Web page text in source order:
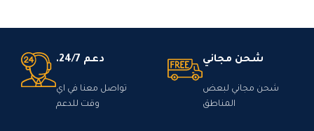
شحن مجاني
شحن مجاني لبعض
المناطق
دعم 24/7.
تواصل معنا في اي
وقت للدعم